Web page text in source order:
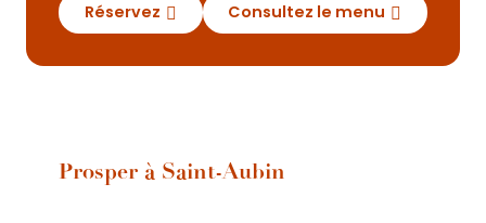
Réservez Consultez le menu
Prosper à Saint-Aubin